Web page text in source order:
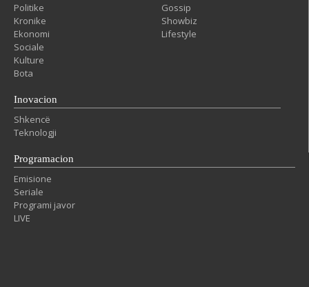
Politike
Kronike
Ekonomi
Sociale
Kulture
Bota
Gossip
Showbiz
Lifestyle
Inovacion
Shkencë
Teknologji
Programacion
Emisione
Seriale
Programi javor
LIVE